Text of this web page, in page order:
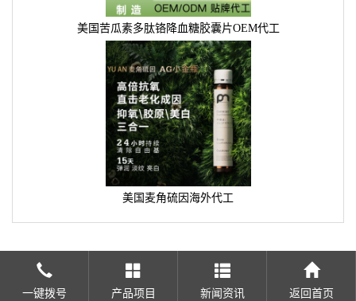
美国苦瓜素多肽铬降血糖胶囊片OEM代工
美国麦角硫因海外代工
一键拨号 产品项目 新闻资讯 返回首页